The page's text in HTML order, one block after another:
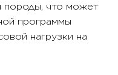
породы, что может
программы
нагрузки на